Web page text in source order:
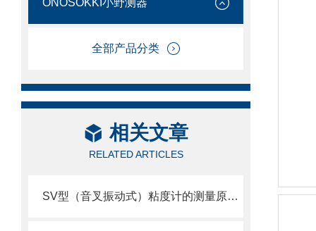
ONOSOKKI小野测器
全部产品分类
相关文章
RELATED ARTICLES
SV型（音叉振动式）粘度计的测量原理及机构